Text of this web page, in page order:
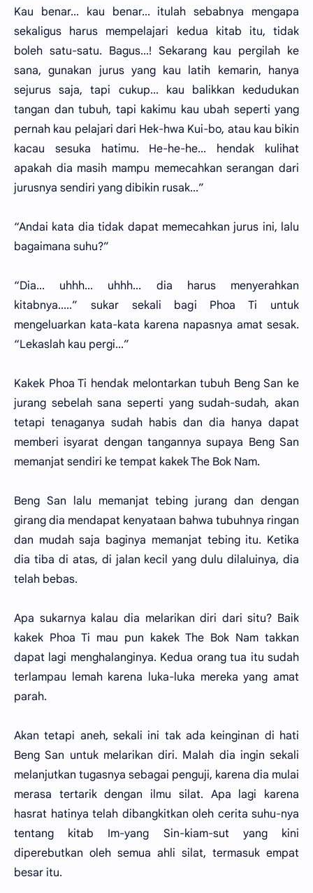
Kau benar... kau benar... itulah sebabnya mengapa
sekaligus harus mempelajari kedua kitab itu, tidak
boleh satu-satu. Bagus...! Sekarang kau pergilah ke
sana, gunakan jurus yang kau latih kemarin, hanya
sejurus saja, tapi cukup... kau balikkan kedudukan
tangan dan tubuh, tapi kakimu kau ubah seperti yang
pernah kau pelajari dari Hek-hwa Kui-bo, atau kau bikin
kacau sesuka hatimu. He-he-he... hendak kulihat
apakah dia masih mampu memecahkan serangan dari
jurusnya sendiri yang dibikin rusak...”
“Andai kata dia tidak dapat memecahkan jurus ini, lalu
bagaimana suhu?”
“Dia... uhhh... uhhh... dia harus menyerahkan
kitabnya.....” sukar sekali bagi Phoa Ti untuk
mengeluarkan kata-kata karena napasnya amat sesak.
“Lekaslah kau pergi...”
Kakek Phoa Ti hendak melontarkan tubuh Beng San ke
jurang sebelah sana seperti yang sudah-sudah, akan
tetapi tenaganya sudah habis dan dia hanya dapat
memberi isyarat dengan tangannya supaya Beng San
memanjat sendiri ke tempat kakek The Bok Nam.
Beng San lalu memanjat tebing jurang dan dengan
girang dia mendapat kenyataan bahwa tubuhnya ringan
dan mudah saja baginya memanjat tebing itu. Ketika
dia tiba di atas, di jalan kecil yang dulu dilaluinya, dia
telah bebas.
Apa sukarnya kalau dia melarikan diri dari situ? Baik
kakek Phoa Ti mau pun kakek The Bok Nam takkan
dapat lagi menghalanginya. Kedua orang tua itu sudah
terlampau lemah karena luka-luka mereka yang amat
parah.
Akan tetapi aneh, sekali ini tak ada keinginan di hati
Beng San untuk melarikan diri. Malah dia ingin sekali
melanjutkan tugasnya sebagai penguji, karena dia mulai
merasa tertarik dengan ilmu silat. Apa lagi karena
hasrat hatinya telah dibangkitkan oleh cerita suhu-nya
tentang kitab Im-yang Sin-kiam-sut yang kini
diperebutkan oleh semua ahli silat, termasuk empat
besar itu.